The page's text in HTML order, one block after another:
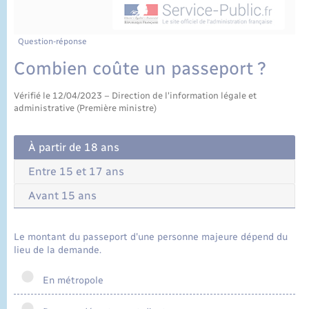
Question-réponse
Combien coûte un passeport ?
Vérifié le 12/04/2023 – Direction de l'information légale et
administrative (Première ministre)
À partir de 18 ans
Entre 15 et 17 ans
Avant 15 ans
Le montant du passeport d'une personne majeure dépend du
lieu de la demande.
En métropole